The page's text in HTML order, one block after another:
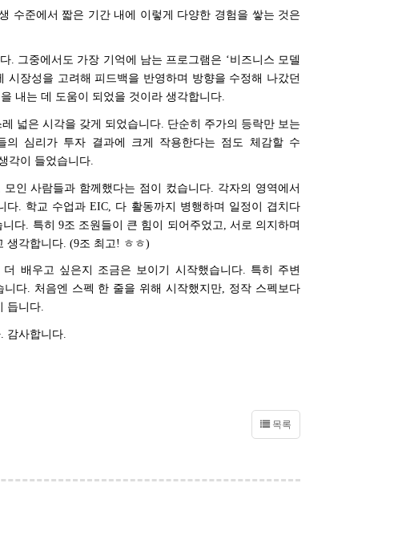
수준에서 짧은 기간 내에 이렇게 다양한 경험을 쌓는 것은
. 그중에서도 가장 기억에 남는 프로그램은 ‘비즈니스 모델
시장성을 고려해 피드백을 반영하며 방향을 수정해 나갔던
내는 데 도움이 되었을 것이라 생각합니다.
넓은 시각을 갖게 되었습니다 단순히 주가의 등락만 보는
의 심리가 투자 결과에 크게 작용한다는 점도 체감할 수
각이 들었습니다
모인 사람들과 함께했다는 점이 컸습니다
각자의 영역에서
다. 학교 수업과 EIC, 다 활동까지 병행하며 일정이 겹치다
니다 특히 9조 조원들이 큰 힘이 되어주었고
서로 의지하며
생각합니다 . (9조 최고 ! ㅎㅎ)
더 배우고 싶은지 조금은 보이기 시작했습니다. 특히 주변
니다. 처음엔 스펙 한 줄을 위해 시작했지만, 정작 스펙보다
듭니다.
감사합니다
목록